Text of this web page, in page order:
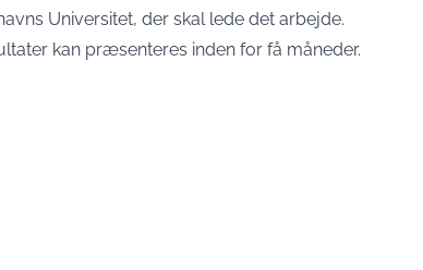
Universitet, der skal lede det arbejde.
kan præsenteres inden for få måneder.